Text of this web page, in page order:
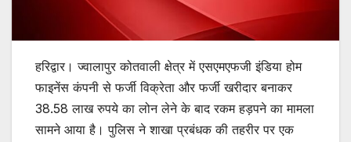
हरिद्वार। ज्वालापुर कोतवाली क्षेत्र में एसएमएफजी इंडिया होम
फाइनेंस कंपनी से फर्जी विक्रेता और फर्जी खरीदार बनाकर
38.58 लाख रुपये का लोन लेने के बाद रकम हड़पने का मामला
सामने आया है। पुलिस ने शाखा प्रबंधक की तहरीर पर एक